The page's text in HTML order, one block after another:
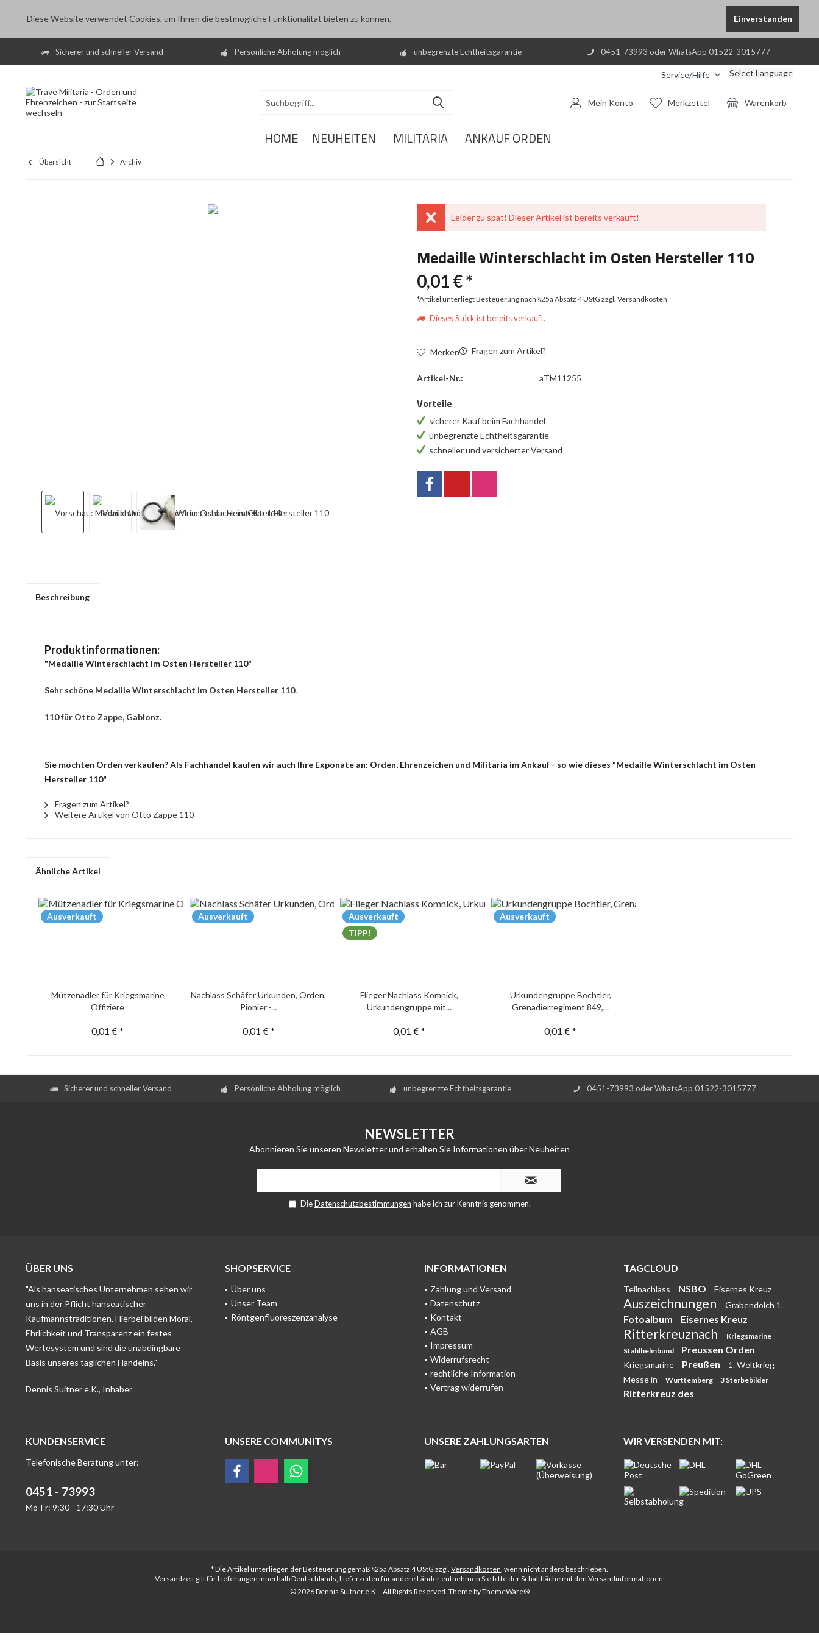
Diese Website verwendet Cookies, um Ihnen die bestmögliche Funktionalität bieten zu können. Einverstanden
Sicherer und schneller Versand Persönliche Abholung möglich unbegrenzte Echtheitsgarantie 0451-73993 oder WhatsApp 01522-3015777
Service/Hilfe Select Language
Warenkorb
Merkzettel
Mein Konto
HOME NEUHEITEN MILITARIA ANKAUF ORDEN
Übersicht Archiv
Leider zu spät! Dieser Artikel ist bereits verkauft!
Medaille Winterschlacht im Osten Hersteller 110
0,01 € *
*Artikel unterliegt Besteuerung nach §25a Absatz 4 UStGzzgl. Versandkosten
Dieses Stück ist bereits verkauft.
Merken Fragen zum Artikel?
Artikel-Nr.: aTM11255
Vorteile
sicherer Kauf beim Fachhandel
unbegrenzte Echtheitsgarantie
schneller und versicherter Versand
Beschreibung
Produktinformationen:
"Medaille Winterschlacht im Osten Hersteller 110"
Sehr schöne Medaille Winterschlacht im Osten Hersteller 110.
110 für Otto Zappe, Gablonz.
Sie möchten Orden verkaufen? Als Fachhandel kaufen wir auch Ihre Exponate an: Orden, Ehrenzeichen und Militaria im Ankauf - so wie dieses "Medaille Winterschlacht im Osten
Hersteller 110"
Fragen zum Artikel?
Weitere Artikel von Otto Zappe 110
Ähnliche Artikel
Ausverkauft
Mützenadler für Kriegsmarine
Offiziere
0,01 € *
Ausverkauft
Nachlass Schäfer Urkunden, Orden,
Pionier -...
0,01 € *
Ausverkauft
TIPP!
Flieger Nachlass Komnick,
Urkundengruppe mit...
0,01 € *
Ausverkauft
Urkundengruppe Bochtler,
Grenadierregiment 849,...
0,01 € *
Sicherer und schneller Versand Persönliche Abholung möglich unbegrenzte Echtheitsgarantie 0451-73993 oder WhatsApp 01522-3015777
NEWSLETTER
Abonnieren Sie unseren Newsletter und erhalten Sie Informationen über Neuheiten
DieDatenschutzbestimmungen habe ich zur Kenntnis genommen.
ÜBER UNS
"Als hanseatisches Unternehmen sehen wir
uns in der Pflicht hanseatischer
Kaufmannstraditionen. Hierbei bilden Moral,
Ehrlichkeit und Transparenz ein festes
Wertesystem und sind die unabdingbare
Basis unseres täglichen Handelns."
Dennis Suitner e.K., Inhaber
SHOPSERVICE
Über uns
Unser Team
Röntgenfluoreszenzanalyse
INFORMATIONEN
Zahlung und Versand
Datenschutz
Kontakt
AGB
Impressum
Widerrufsrecht
rechtliche Information
Vertrag widerrufen
TAGCLOUD
Teilnachlass NSBO Eisernes Kreuz
Auszeichnungen Grabendolch 1.
Fotoalbum Eisernes Kreuz
Ritterkreuznach
Kriegsmarine
Stahlhelmbund
Preussen Orden
Kriegsmarine Preußen
1. Weltkrieg
Messe in
Württemberg 3 Sterbebilder
Ritterkreuz des
KUNDENSERVICE
Telefonische Beratung unter:
0451 - 73993
Mo-Fr: 9:30 - 17:30 Uhr
UNSERE COMMUNITYS UNSERE ZAHLUNGSARTEN WIR VERSENDEN MIT:
* Die Artikel unterliegen der Besteuerung gemäß §25a Absatz 4 UStG zzgl. Versandkosten, wenn nicht anders beschrieben.
Versandzeit gilt für Lieferungen innerhalb Deutschlands, Lieferzeiten für andere Länder entnehmen Sie bitte der Schaltfläche mit den Versandinformationen.
© 2026 Dennis Suitner e.K. - All Rights Reserved. Theme byThemeWare®